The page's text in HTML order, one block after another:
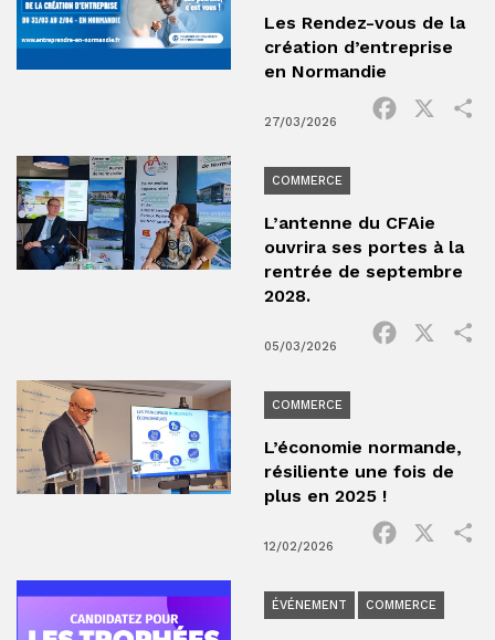
Les Rendez-vous de la
création d’entreprise
en Normandie
27/03/2026
Facebook
COMMERCE
L’antenne du CFAie
ouvrira ses portes à la
rentrée de septembre
2028.
05/03/2026
Facebook
COMMERCE
L’économie normande,
résiliente une fois de
plus en 2025 !
12/02/2026
Facebook
ÉVÉNEMENT COMMERCE